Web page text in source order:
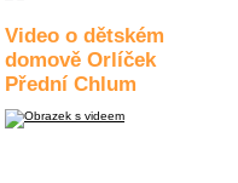
Video o dětském
domově Orlíček
Přední Chlum